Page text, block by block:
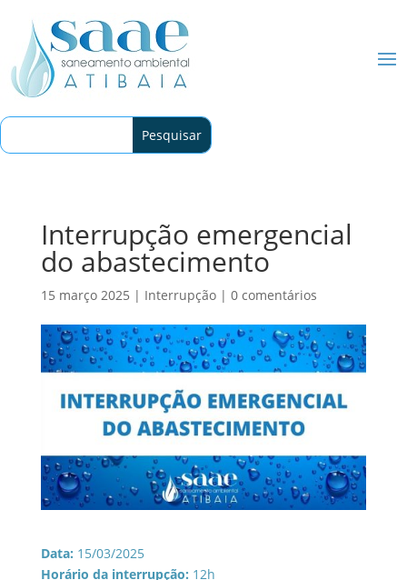
Interrupção emergencial
do abastecimento
15 março 2025 | Interrupção| 0 comentários
Data: 15/03/2025
Horário da interrupção: 12h